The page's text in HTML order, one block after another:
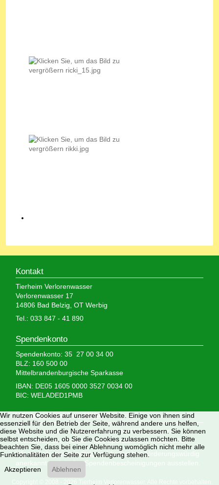
Kontakt
Tierheim Verlorenwasser
Verlorenwasser 17
14806 Bad Belzig, OT Werbig
Tel.: 033 847 - 41 890
Spendenkonto
Spendenkonto: 35 27 00 34 00
BLZ: 160 500 00
Mittelbrandenburgische Sparkasse
IBAN: DE05 1605 0000 3527 0034 00
BIC: WELADED1PMB
Wir brauchen Ihre Hilfe,
denn wir erhalten keinerlei staatliche Hilfe, sondern
finanzieren das Tierheim aus Spenden und Erbschaften.
Wir sind als gemeinnützig und besonders förderungswürdig
anerkannt und dürfen Spendenbescheinigungen ausstellen.
Copyright © 2008 - 2026 Tierheim Verlorenwasser. Alle Rechte vorbehalten.
Wir nutzen Cookies auf unserer Website. Einige von ihnen sind
essenziell für den Betrieb der Seite, während andere uns helfen,
diese Website und die Nutzererfahrung zu verbessern. Sie können
selbst entscheiden, ob Sie die Cookies zulassen möchten. Bitte
beachten Sie, dass bei einer Ablehnung womöglich nicht mehr alle
Funktionalitäten der Seite zur Verfügung stehen.
Akzeptieren
Ablehnen